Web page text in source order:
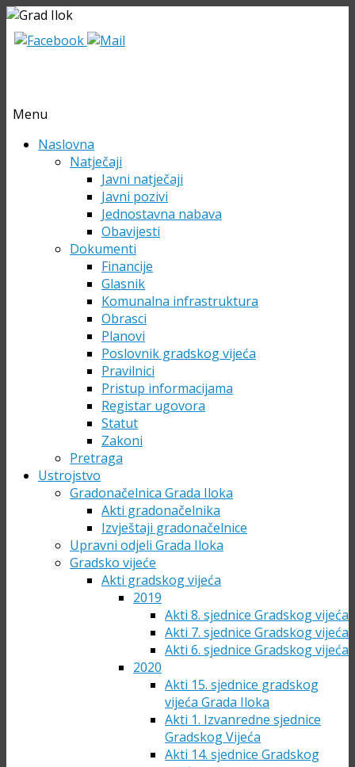
Menu
Skip Naslovna
Natječaji
Javni natječaji
Javni pozivi
Jednostavna nabava
Obavijesti
Dokumenti
Financije
Glasnik
Komunalna infrastruktura
Obrasci
Planovi
Poslovnik gradskog vijeća
Pravilnici
Pristup informacijama
Registar ugovora
Statut
Zakoni
Pretraga
Ustrojstvo
Gradonačelnica Grada Iloka
Akti gradonačelnika
Izvještaji gradonačelnice
Upravni odjeli Grada Iloka
Gradsko vijeće
Akti gradskog vijeća
2019
Akti 8. sjednice Gradskog vijeća
Akti 7. sjednice Gradskog vijeća
Akti 6. sjednice Gradskog vijeća
2020
Akti 15. sjednice gradskog
vijeća Grada Iloka
Akti 1. Izvanredne sjednice
Gradskog Vijeća
Akti 14. sjednice Gradskog